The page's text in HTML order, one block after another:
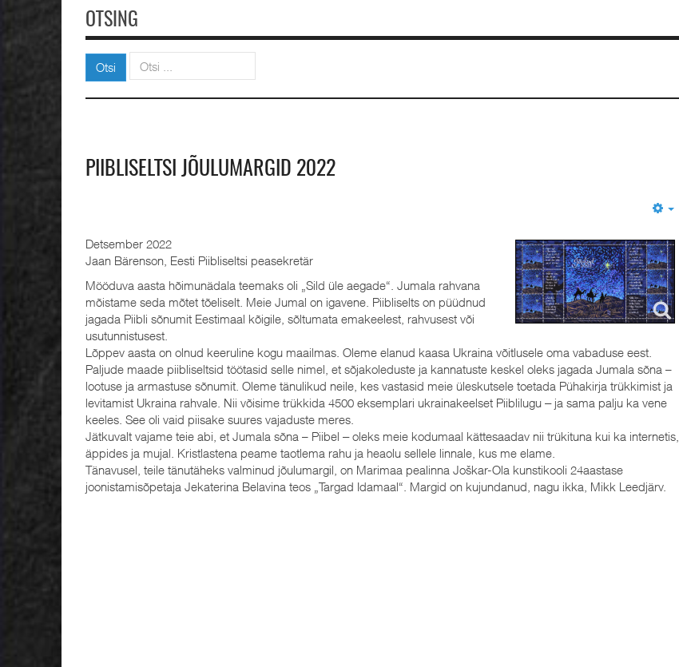
OTSING
Otsi Otsi
PIIBLISELTSI JÕULUMARGID 2022
Detsember 2022
Jaan Bärenson, Eesti Piibliseltsi peasekretär
Mööduva aasta hõimunädala teemaks oli „Sild üle aegade“. Jumala rahvana
mõistame seda mõtet tõeliselt. Meie Jumal on igavene. Piibliselts on püüdnud
jagada Piibli sõnumit Eestimaal kõigile, sõltumata emakeelest, rahvusest või
usutunnistusest.
Lõppev aasta on olnud keeruline kogu maailmas. Oleme elanud kaasa Ukraina võitlusele oma vabaduse eest.
Paljude maade piibliseltsid töötasid selle nimel, et sõjakoleduste ja kannatuste keskel oleks jagada Jumala sõna –
lootuse ja armastuse sõnumit. Oleme tänulikud neile, kes vastasid meie üleskutsele toetada Pühakirja trükkimist ja
levitamist Ukraina rahvale. Nii võisime trükkida 4500 eksemplari ukrainakeelset Piiblilugu ‒ ja sama palju ka vene
keeles. See oli vaid piisake suures vajaduste meres.
Jätkuvalt vajame teie abi, et Jumala sõna – Piibel ‒ oleks meie kodumaal kättesaadav nii trükituna kui ka internetis,
äppides ja mujal. Kristlastena peame taotlema rahu ja heaolu sellele linnale, kus me elame.
Tänavusel, teile tänutäheks valminud jõulumargil, on Marimaa pealinna Joškar-Ola kunstikooli 24aastase
joonistamisõpetaja Jekaterina Belavina teos „Targad Idamaal“. Margid on kujundanud, nagu ikka, Mikk Leedjärv.